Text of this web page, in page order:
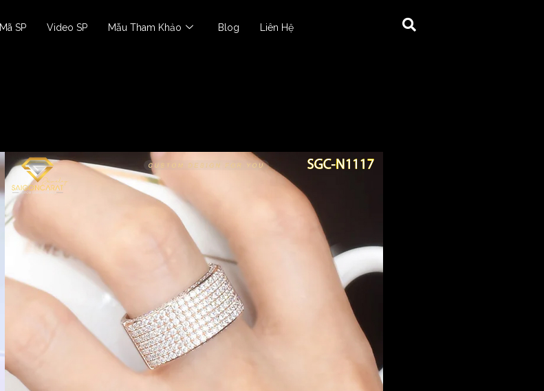
Mã SP Video SP Mẫu Tham Khảo Blog Liên Hệ
Nhẫn Nam
Nhẫn SGC-N1117